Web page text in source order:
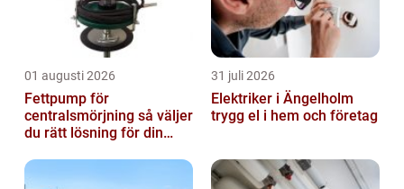
01 augusti 2026
Fettpump för
centralsmörjning så väljer
du rätt lösning för din
31 juli 2026
Elektriker i Ängelholm
trygg el i hem och företag